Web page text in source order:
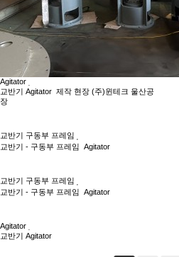
Agitator
교반기 Agitator 제작 현장 (주)윈테크 울산공
장
교반기 구동부 프레임
교반기 - 구동부 프레임 Agitator
교반기 구동부 프레임
교반기 - 구동부 프레임 Agitator
Agitator
교반기 Agitator